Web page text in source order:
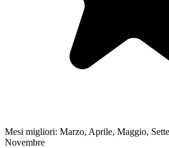
Mesi migliori: Marzo, Aprile, Maggio,
Novembre